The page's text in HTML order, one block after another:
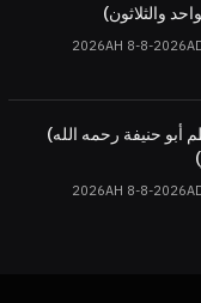
والثلاثون)
أبو حنيفة رحمه الله)